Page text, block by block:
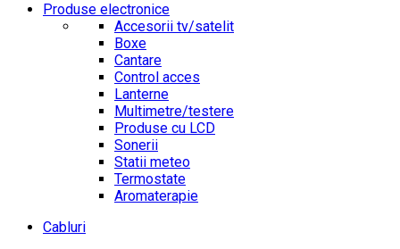
Produse electronice
Accesorii tv/satelit
Boxe
Cantare
Control acces
Lanterne
Multimetre/testere
Produse cu LCD
Sonerii
Statii meteo
Termostate
Aromaterapie
Cabluri